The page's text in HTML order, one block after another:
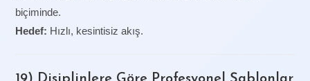
biçiminde.
Hedef: Hızlı, kesintisiz akış.